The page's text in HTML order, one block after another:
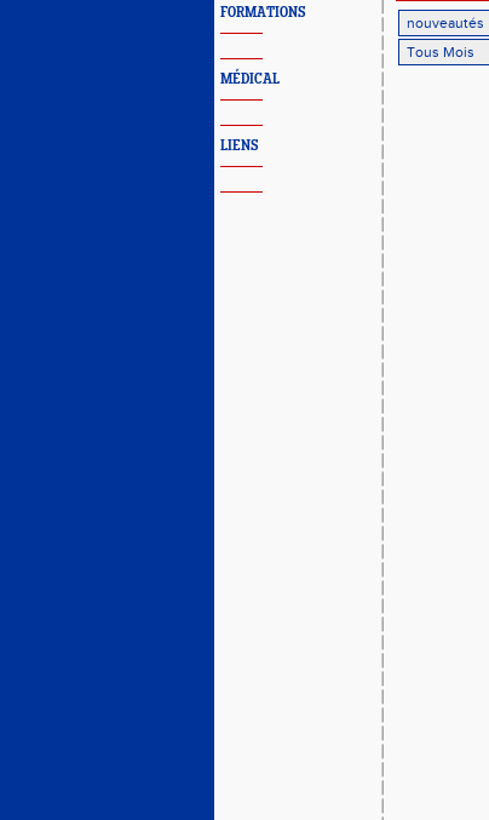
FORMATIONS
MÉDICAL
LIENS